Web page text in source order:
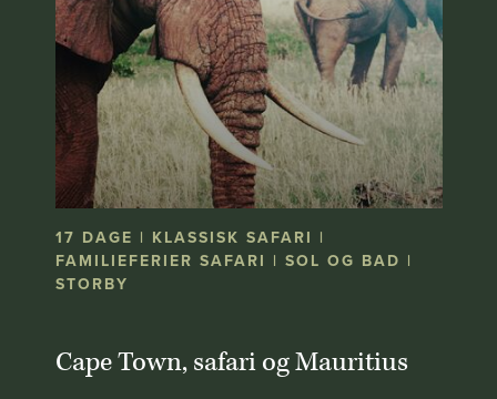
17 DAGE | KLASSISK SAFARI |
FAMILIEFERIER SAFARI | SOL OG BAD |
STORBY
Cape Town, safari og Mauritius